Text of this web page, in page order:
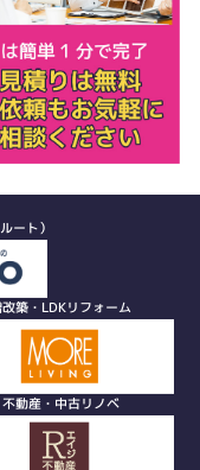
ート）
改築・LDKリフォーム
不動産・中古リノベ